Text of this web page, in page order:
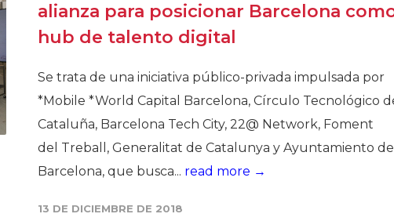
alianza para posicionar Barcelona
hub de talento digital
Se trata de una iniciativa público-privada impulsada por
*Mobile *World Capital Barcelona, Círculo Tecnológico
Cataluña, Barcelona Tech City, 22@ Network, Foment
del Treball, Generalitat de Catalunya y Ayuntamiento de
Barcelona, que busca... read more →
13 DE DICIEMBRE DE 2018